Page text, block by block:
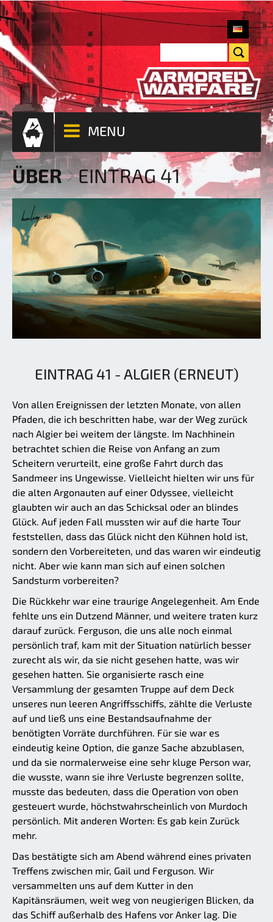
MENU
ÜBER EINTRAG 41
EINTRAG 41 - ALGIER (ERNEUT)
Von allen Ereignissen der letzten Monate, von allen
Pfaden, die ich beschritten habe, war der Weg zurück
nach Algier bei weitem der längste. Im Nachhinein
betrachtet schien die Reise von Anfang an zum
Scheitern verurteilt, eine große Fahrt durch das
Sandmeer ins Ungewisse. Vielleicht hielten wir uns für
die alten Argonauten auf einer Odyssee, vielleicht
glaubten wir auch an das Schicksal oder an blindes
Glück. Auf jeden Fall mussten wir auf die harte Tour
feststellen, dass das Glück nicht den Kühnen hold ist,
sondern den Vorbereiteten, und das waren wir eindeutig
nicht. Aber wie kann man sich auf einen solchen
Sandsturm vorbereiten?
Die Rückkehr war eine traurige Angelegenheit. Am Ende
fehlte uns ein Dutzend Männer, und weitere traten kurz
darauf zurück. Ferguson, die uns alle noch einmal
persönlich traf, kam mit der Situation natürlich besser
zurecht als wir, da sie nicht gesehen hatte, was wir
gesehen hatten. Sie organisierte rasch eine
Versammlung der gesamten Truppe auf dem Deck
unseres nun leeren Angriffsschiffs, zählte die Verluste
auf und ließ uns eine Bestandsaufnahme der
benötigten Vorräte durchführen. Für sie war es
eindeutig keine Option, die ganze Sache abzublasen,
und da sie normalerweise eine sehr kluge Person war,
die wusste, wann sie ihre Verluste begrenzen sollte,
musste das bedeuten, dass die Operation von oben
gesteuert wurde, höchstwahrscheinlich von Murdoch
persönlich. Mit anderen Worten: Es gab kein Zurück
mehr.
Das bestätigte sich am Abend während eines privaten
Treffens zwischen mir, Gail und Ferguson. Wir
versammelten uns auf dem Kutter in den
Kapitänsräumen, weit weg von neugierigen Blicken, da
das Schiff außerhalb des Hafens vor Anker lag. Die